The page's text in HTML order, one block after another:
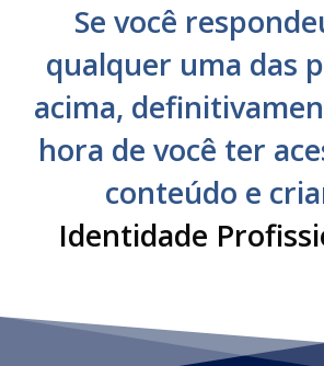
Se você
qualquer uma das
acima,
hora de você ter
conteúdo e
Identidade